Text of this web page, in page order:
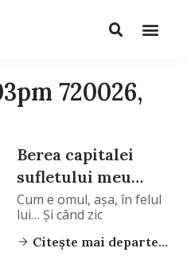
720026,
Berea capitalei
sufletului meu…
Cum e omul, așa, în felul
lui… Și când zic
Citește mai departe...